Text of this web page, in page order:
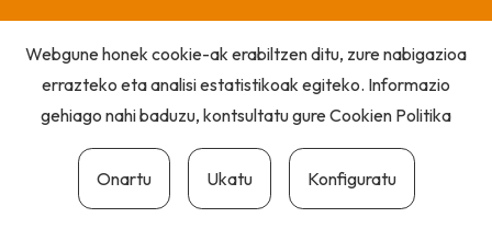
Webgune honek cookie-ak erabiltzen ditu, zure nabigazioa
errazteko eta analisi estatistikoak egiteko. Informazio
gehiago nahi baduzu, kontsultatu gureCookien Politika
Onartu Ukatu Konfiguratu